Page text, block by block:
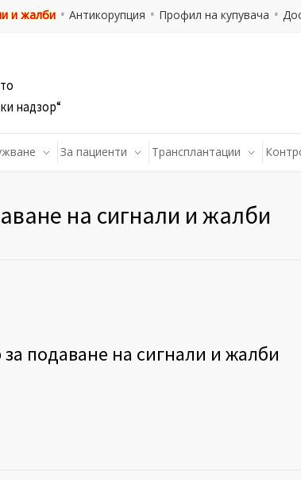
Профил на купувача
Антикорупция
и жалби
надзор“
За пациенти Трансплантации
на сигнали и жалби
подаване на сигнали и жалби